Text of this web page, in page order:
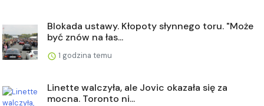
Blokada ustawy. Kłopoty słynnego toru. "Może
być znów na łas...
1 godzina temu
Linette walczyła, ale Jovic okazała się za
mocna. Toronto ni...